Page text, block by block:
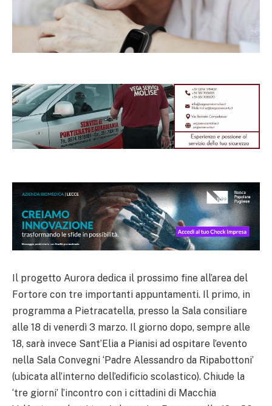
Il progetto Aurora dedica il prossimo fine all’area del
Fortore con tre importanti appuntamenti. Il primo, in
programma a Pietracatella, presso la Sala consiliare
alle 18 di venerdì 3 marzo. Il giorno dopo, sempre alle
18, sarà invece Sant’Elia a Pianisi ad ospitare l’evento
nella Sala Convegni ‘Padre Alessandro da Ripabottoni’
(ubicata all’interno dell’edificio scolastico). Chiude la
‘tre giorni’ l’incontro con i cittadini di Macchia